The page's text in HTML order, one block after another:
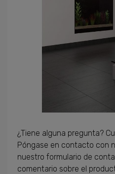
¿Tiene alguna pregunta?
Póngase en contacto con
nuestro formulario de
comentario sobre el